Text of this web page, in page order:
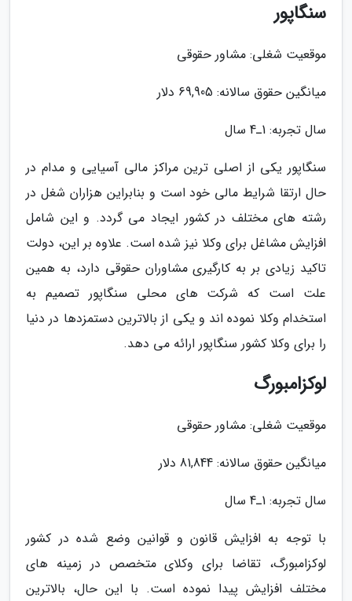
سنگاپور
موقعیت شغلی: مشاور حقوقی
میانگین حقوق سالانه: 69,905 دلار
سال تجربه: 1ـ4 سال
سنگاپور یکی از اصلی ترین مراکز مالی آسیایی و مدام در
حال ارتقا شرایط مالی خود است و بنابراین هزاران شغل در
رشته های مختلف در کشور ایجاد می گردد. و این شامل
افزایش مشاغل برای وکلا نیز شده است. علاوه بر این، دولت
تاکید زیادی بر به کارگیری مشاوران حقوقی دارد، به همین
علت است که شرکت های محلی سنگاپور تصمیم به
استخدام وکلا نموده اند و یکی از بالاترین دستمزدها در دنیا
را برای وکلا کشور سنگاپور ارائه می دهد.
لوکزامبورگ
موقعیت شغلی: مشاور حقوقی
میانگین حقوق سالانه: 81,844 دلار
سال تجربه: 1ـ4 سال
با توجه به افزایش قانون و قوانین وضع شده در کشور
لوکزامبورگ، تقاضا برای وکلای متخصص در زمینه های
مختلف افزایش پیدا نموده است. با این حال، بالاترین